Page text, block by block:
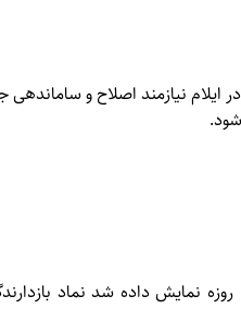
ایلام نیازمند اصلاح و
نماینده مردم ایلام در مجلس شورای اسلامی گفت: آنچه در جنگ ۱۲ روزه نمایش داده